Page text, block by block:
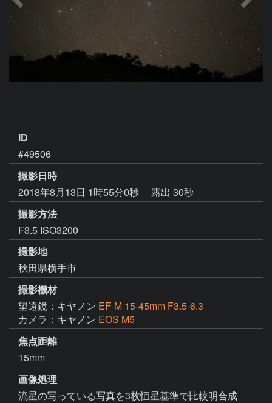
ID
#49506
撮影日時
2018年8月13日 1時55分0秒
露出 30秒
撮影方法
F3.5 ISO3200
撮影地
秋田県横手市
撮影機材
望遠鏡：キヤノン EF-M 15-45mm F3.5-6.3
カメラ：キヤノン EOS M5
焦点距離
15mm
画像処理
流星の写っている写真を3枚恒星基準で比較明合成